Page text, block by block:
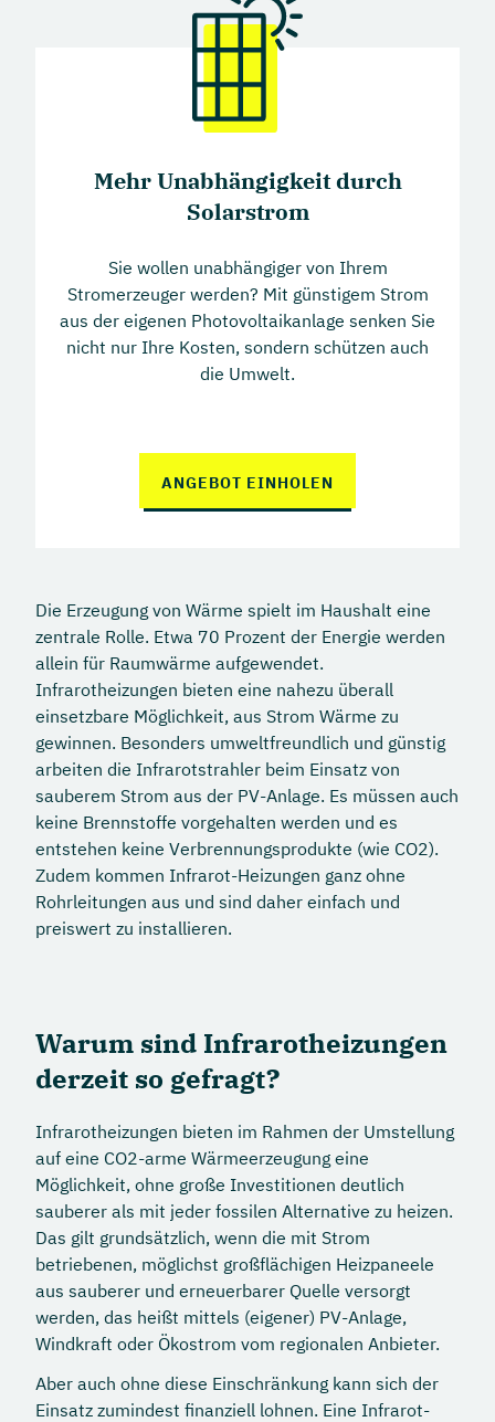
Mehr Unabhängigkeit durch
Solarstrom
Sie wollen unabhängiger von Ihrem
Stromerzeuger werden? Mit günstigem Strom
aus der eigenen Photovoltaikanlage senken Sie
nicht nur Ihre Kosten, sondern schützen auch
die Umwelt.
ANGEBOT EINHOLEN
Die Erzeugung von Wärme spielt im Haushalt eine
zentrale Rolle. Etwa 70 Prozent der Energie werden
allein für Raumwärme aufgewendet.
Infrarotheizungen bieten eine nahezu überall
einsetzbare Möglichkeit, aus Strom Wärme zu
gewinnen. Besonders umweltfreundlich und günstig
arbeiten die Infrarotstrahler beim Einsatz von
sauberem Strom aus der PV-Anlage. Es müssen auch
keine Brennstoffe vorgehalten werden und es
entstehen keine Verbrennungsprodukte (wie CO2).
Zudem kommen Infrarot-Heizungen ganz ohne
Rohrleitungen aus und sind daher einfach und
preiswert zu installieren.
Warum sind Infrarotheizungen
derzeit so gefragt?
Infrarotheizungen bieten im Rahmen der Umstellung
auf eine CO2-arme Wärmeerzeugung eine
Möglichkeit, ohne große Investitionen deutlich
sauberer als mit jeder fossilen Alternative zu heizen.
Das gilt grundsätzlich, wenn die mit Strom
betriebenen, möglichst großflächigen Heizpaneele
aus sauberer und erneuerbarer Quelle versorgt
werden, das heißt mittels (eigener) PV-Anlage,
Windkraft oder Ökostrom vom regionalen Anbieter.
Aber auch ohne diese Einschränkung kann sich der
Einsatz zumindest finanziell lohnen. Eine Infrarot-